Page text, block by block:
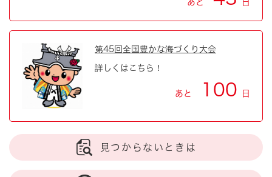
あと 日
第45回全国豊かな海づくり大会
詳しくはこちら！
あと 100 日
見つからないときは